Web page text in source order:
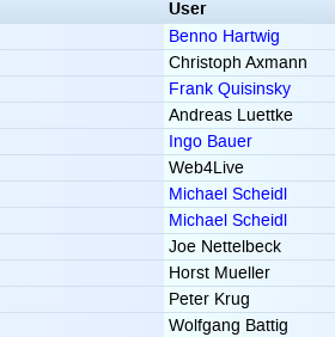
User
Benno Hartwig
Christoph Axmann
Frank Quisinsky
Andreas Luettke
Ingo Bauer
Web4Live
Michael Scheidl
Michael Scheidl
Joe Nettelbeck
Horst Mueller
Peter Krug
Wolfgang Battig